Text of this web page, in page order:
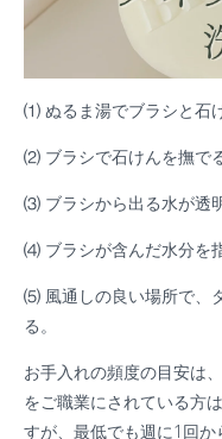
⑴ ぬるま湯でブラシと石
⑵ ブラシで石けんを撫で
⑶ ブラシから出る水が透
⑷ ブラシが含んだ水分を
⑸ 風通しの良い場所で、
る。
お手入れの頻度の目安は
をご職業にされている方
すが、最低でも週に1回